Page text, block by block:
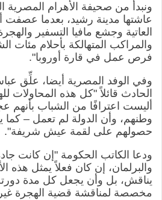
ونبدأ من صحيفة الأهرام المصرية
عاشتها مدينة رشيد، بعدما عصفت
العاتية وجشع مافيا التسفير
والمراكب المتهالكة بأحلام مئات
فرص عمل في قارة أوروبا".
وفي الوفد المصرية أيضا، علِّق
الحادث قائلاً "كل هذه المحاولات
أليست اعترافًا من الشباب بأنهم
وطنهم، وأن الدولة لم تعمل –
حصولهم على لقمة عيش شريفة".
ودعا الكاتب الحكومة "إن كانت
والبرلمان، إن كان فعلاً يمثل هذه
يناقش، بل وأن يجعل كل مدة دورته
مخصصة لمناقشة قضية الهجرة